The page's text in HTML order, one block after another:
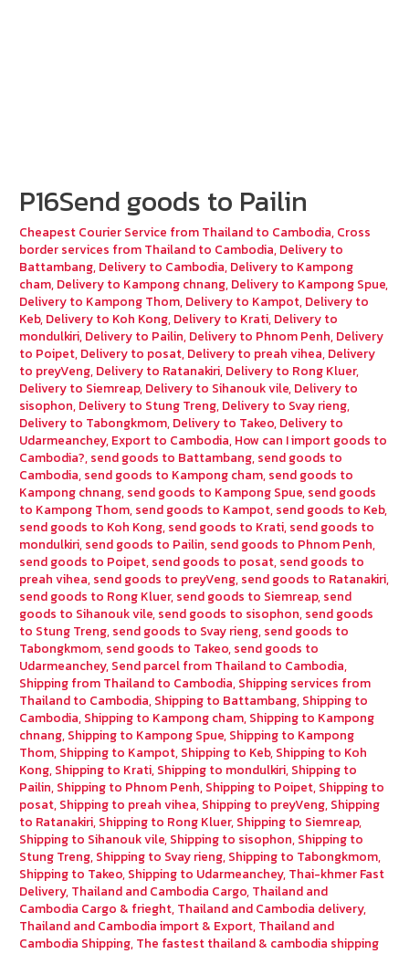
P16Send goods to Pailin
Cheapest Courier Service from Thailand to Cambodia, Cross
border services from Thailand to Cambodia, Delivery to
Battambang, Delivery to Cambodia, Delivery to Kampong
cham, Delivery to Kampong chnang, Delivery to Kampong Spue,
Delivery to Kampong Thom, Delivery to Kampot, Delivery to
Keb, Delivery to Koh Kong, Delivery to Krati, Delivery to
mondulkiri, Delivery to Pailin, Delivery to Phnom Penh, Delivery
to Poipet, Delivery to posat, Delivery to preah vihea, Delivery
to preyVeng, Delivery to Ratanakiri, Delivery to Rong Kluer,
Delivery to Siemreap, Delivery to Sihanouk vile, Delivery to
sisophon, Delivery to Stung Treng, Delivery to Svay rieng,
Delivery to Tabongkmom, Delivery to Takeo, Delivery to
Udarmeanchey, Export to Cambodia, How can I import goods to
Cambodia?, send goods to Battambang, send goods to
Cambodia, send goods to Kampong cham, send goods to
Kampong chnang, send goods to Kampong Spue, send goods
to Kampong Thom, send goods to Kampot, send goods to Keb,
send goods to Koh Kong, send goods to Krati, send goods to
mondulkiri, send goods to Pailin, send goods to Phnom Penh,
send goods to Poipet, send goods to posat, send goods to
preah vihea, send goods to preyVeng, send goods to Ratanakiri,
send goods to Rong Kluer, send goods to Siemreap, send
goods to Sihanouk vile, send goods to sisophon, send goods
to Stung Treng, send goods to Svay rieng, send goods to
Tabongkmom, send goods to Takeo, send goods to
Udarmeanchey, Send parcel from Thailand to Cambodia,
Shipping from Thailand to Cambodia, Shipping services from
Thailand to Cambodia, Shipping to Battambang, Shipping to
Cambodia, Shipping to Kampong cham, Shipping to Kampong
chnang, Shipping to Kampong Spue, Shipping to Kampong
Thom, Shipping to Kampot, Shipping to Keb, Shipping to Koh
Kong, Shipping to Krati, Shipping to mondulkiri, Shipping to
Pailin, Shipping to Phnom Penh, Shipping to Poipet, Shipping to
posat, Shipping to preah vihea, Shipping to preyVeng, Shipping
to Ratanakiri, Shipping to Rong Kluer, Shipping to Siemreap,
Shipping to Sihanouk vile, Shipping to sisophon, Shipping to
Stung Treng, Shipping to Svay rieng, Shipping to Tabongkmom,
Shipping to Takeo, Shipping to Udarmeanchey, Thai-khmer Fast
Delivery, Thailand and Cambodia Cargo, Thailand and
Cambodia Cargo & frieght, Thailand and Cambodia delivery,
Thailand and Cambodia import & Export, Thailand and
Cambodia Shipping, The fastest thailand & cambodia shipping